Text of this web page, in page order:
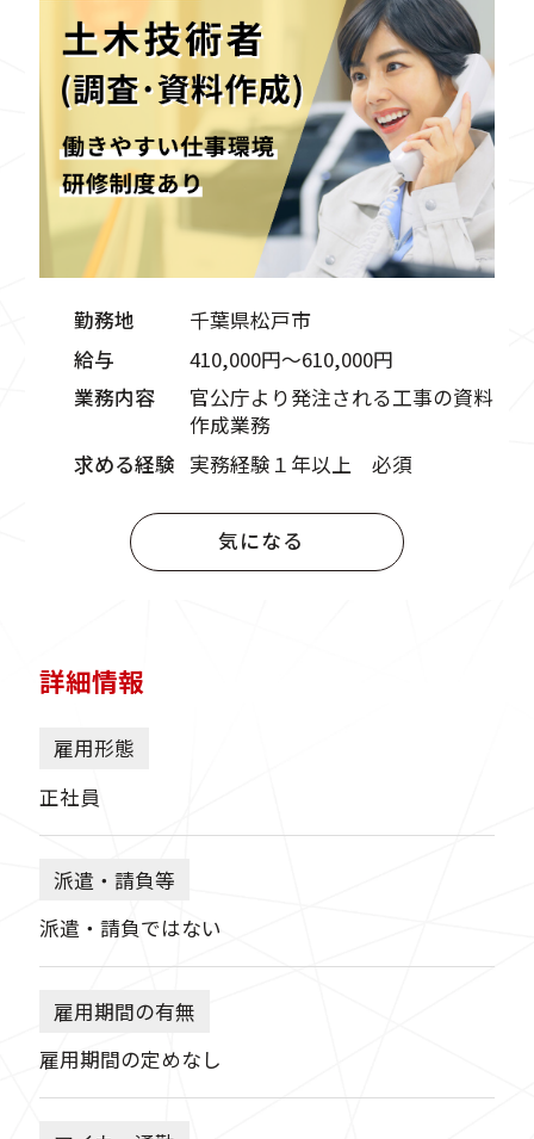
勤務地
千葉県松戸市
給与
410,000円〜610,000円
業務内容
官公庁より発注される工事の資料
作成業務
求める経験 実務経験１年以上 必須
気になる
詳細情報
雇用形態
正社員
派遣・請負等
派遣・請負ではない
雇用期間の有無
雇用期間の定めなし